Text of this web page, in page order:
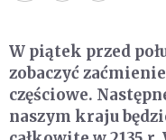
W piątek przed
zobaczyć
częściowe.
naszym kraju